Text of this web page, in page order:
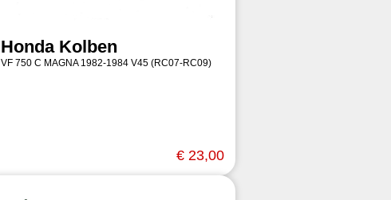
Honda Kolben
VF 750 C MAGNA 1982-1984 V45 (RC07-RC09)
€ 23,00